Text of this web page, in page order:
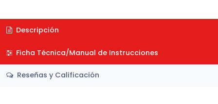
Descripción
Ficha Técnica/Manual de Instrucciones
Reseñas y Calificación